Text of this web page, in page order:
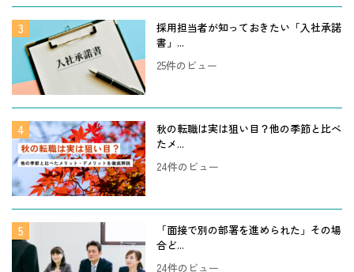
採用担当者が知っておきたい「入社承諾
書」...
25件のビュー
秋の転職は実は狙い目？他の季節と比べ
たメ...
24件のビュー
「面接で別の部署を進められた」その場
合ど...
24件のビュー